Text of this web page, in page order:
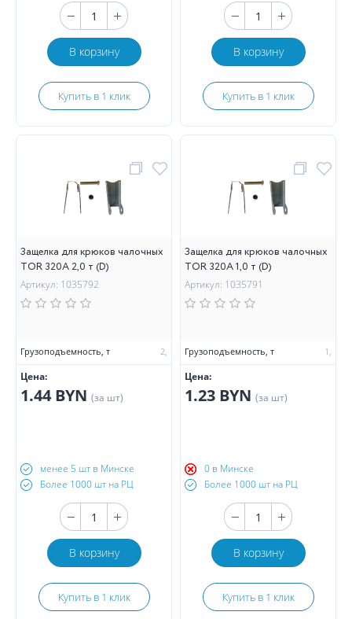
В корзину
Купить в 1 клик
В корзину
Купить в 1 клик
Защелка для крюков чалочных
TOR 320А 2,0 т (D)
Артикул: 1035792
Грузоподъемность, т 2,
Цена:
1.44 BYN (за шт)
менее 5 шт в Минске
Более 1000 шт на РЦ
В корзину
Купить в 1 клик
Защелка для крюков чалочных
TOR 320А 1,0 т (D)
Артикул: 1035791
Грузоподъемность, т 1,
Цена:
1.23 BYN (за шт)
0 в Минске
Более 1000 шт на РЦ
В корзину
Купить в 1 клик